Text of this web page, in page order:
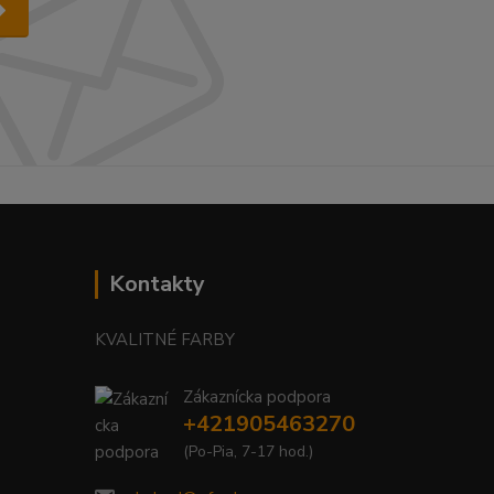
Kontakty
KVALITNÉ FARBY
Zákaznícka podpora
+421905463270
(Po-Pia, 7-17 hod.)